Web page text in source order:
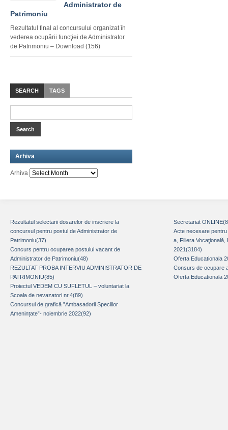
Administrator de
Patrimoniu
Rezultatul final al concursului organizat în
vederea ocupării funcţiei de Administrator
de Patrimoniu – Download (156)
SEARCH TAGS
Arhiva
Arhiva
Rezultatul selectarii dosarelor de inscriere la
concursul pentru postul de Administrator de
Patrimoniu(37)
Concurs pentru ocuparea postului vacant de
Administrator de Patrimoniu(48)
REZULTAT PROBA INTERVIU ADMINISTRATOR DE
PATRIMONIU(85)
Proiectul VEDEM CU SUFLETUL – voluntariat la
Scoala de nevazatori nr.4(89)
Concursul de grafică ”Ambasadorii Speciilor
Amenințate”- noiembrie 2022(92)
Secretariat
Acte necesare
a, Filiera
2021(3184)
Oferta Educationala
Consurs de ocupare
Oferta Educationala